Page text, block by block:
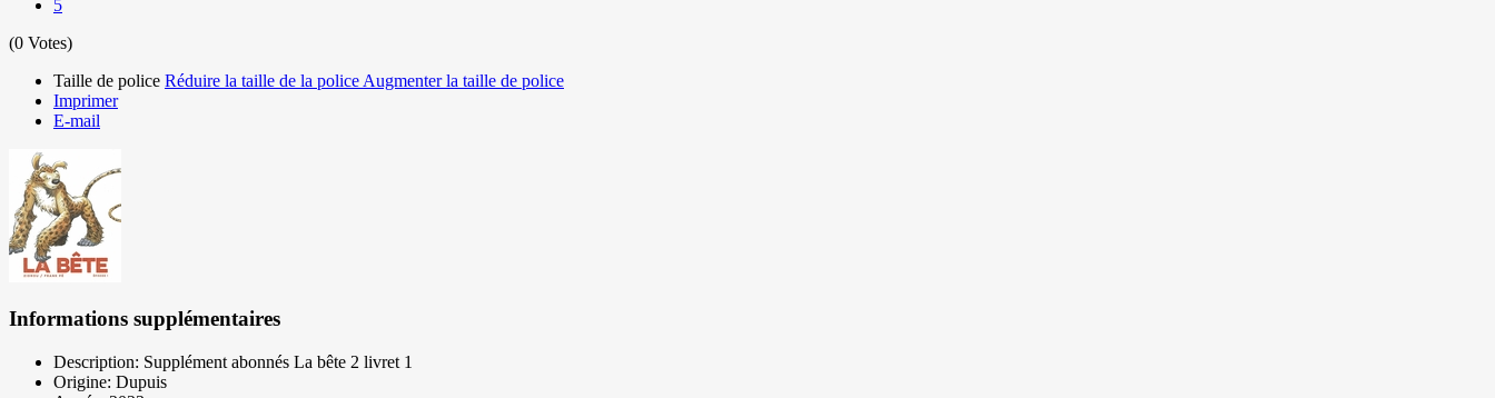
5
(0 Votes)
Taille de police Réduire la taille de la police Augmenter la taille de police
Imprimer
E-mail
Informations supplémentaires
Description: Supplément abonnés La bête 2 livret 1
Origine: Dupuis